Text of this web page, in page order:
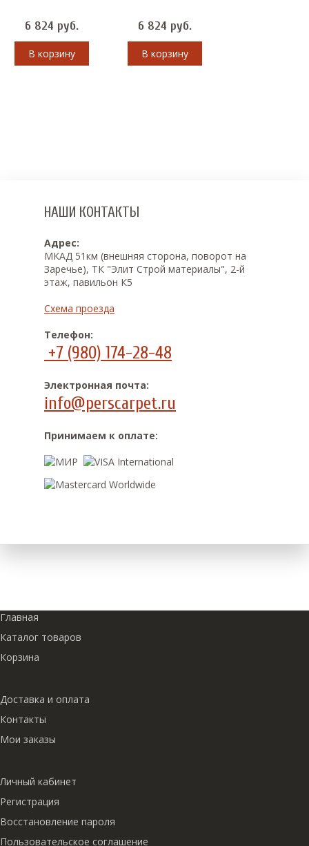
6 824 руб.
В корзину
6 824 руб.
В корзину
НАШИ КОНТАКТЫ
Адрес:
МКАД 51км (внешняя сторона, поворот на
Заречье), ТК "Элит Строй материалы", 2-й
этаж, павильон К5
Схема проезда
Телефон:
+7 (980) 174-28-48
Электронная почта:
info@perscarpet.ru
Принимаем к оплате:
Главная
Каталог товаров
Корзина
Доставка и оплата
Контакты
Мои заказы
Личный кабинет
Регистрация
Восстановление пароля
Пользовательское соглашение